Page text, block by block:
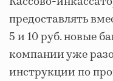
предоставлять
5 и 10 руб. новые
компании уже
инструкции по